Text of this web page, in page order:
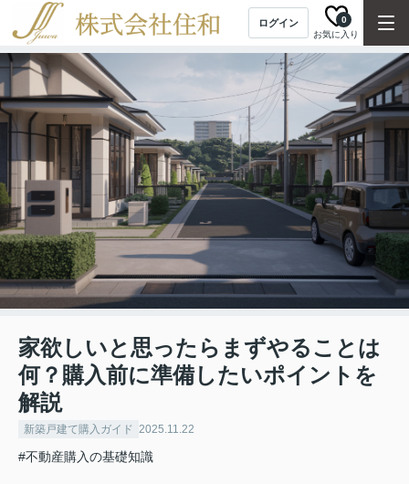
ログイン
お気に入り
0
家欲しいと思ったらまずやることは
何？購入前に準備したいポイントを
解説
新築戸建て購入ガイド 2025.11.22
#不動産購入の基礎知識